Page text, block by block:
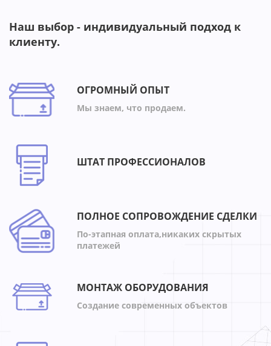
Наш выбор - индивидуальный подход к
клиенту.
ОГРОМНЫЙ ОПЫТ
Мы знаем, что продаем.
ШТАТ ПРОФЕССИОНАЛОВ
ПОЛНОЕ СОПРОВОЖДЕНИЕ СДЕЛКИ
По-этапная оплата,никаких скрытых
платежей
МОНТАЖ ОБОРУДОВАНИЯ
Создание современных объектов